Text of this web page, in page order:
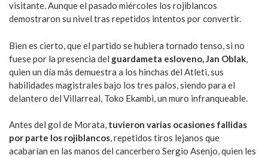
visitante. Aunque el pasado miércoles los rojiblancos
demostraron su nivel tras repetidos intentos por convertir.
Bien es cierto, que el partido se hubiera tornado tenso, si no
fuese por la presencia del guardameta esloveno, Jan Oblak
quien un día más demuestra a los hinchas del Atleti, sus
habilidades magistrales bajo los tres palos, siendo para el
delantero del Villarreal, Toko Ekambi, un muro infranqueable.
Antes del gol de Morata, tuvieron varias ocasiones fallidas
por parte los rojiblancos, repetidos tiros lejanos que
acabarían en las manos del cancerbero Sergio Asenjo, quien les